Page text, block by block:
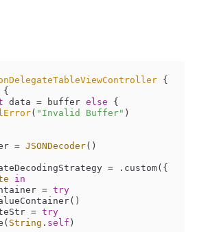
{
{
data = buffer else {
( "Invalid Buffer" )
= JSONDecoder()
= .custom({
in
= try
= try
String . self )